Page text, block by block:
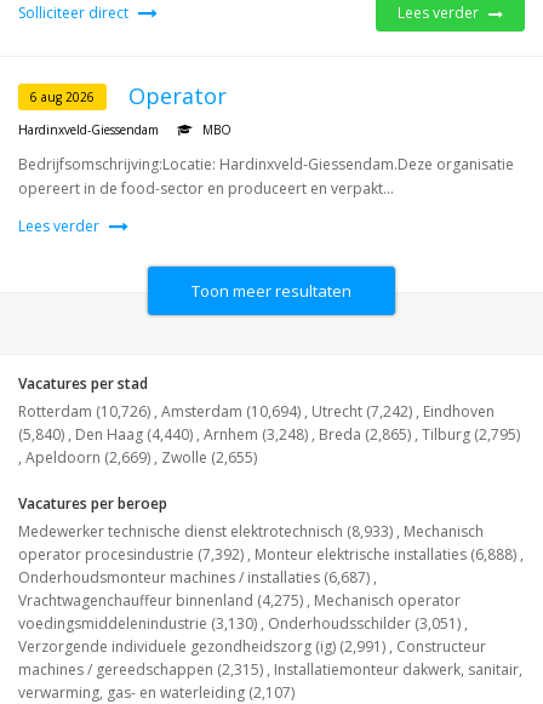
Solliciteer direct Lees verder
6 aug 2026 Operator
Hardinxveld-Giessendam MBO
Bedrijfsomschrijving:Locatie: Hardinxveld-Giessendam.Deze organisatie
opereert in de food-sector en produceert en verpakt...
Lees verder
Toon meer resultaten
Vacatures per stad
Rotterdam (10,726) , Amsterdam (10,694) , Utrecht (7,242) , Eindhoven
(5,840) , Den Haag (4,440) , Arnhem (3,248) , Breda (2,865) , Tilburg (2,795)
, Apeldoorn (2,669) , Zwolle (2,655)
Vacatures per beroep
Medewerker technische dienst elektrotechnisch (8,933) , Mechanisch
operator procesindustrie (7,392) , Monteur elektrische installaties (6,888) ,
Onderhoudsmonteur machines / installaties (6,687) ,
Vrachtwagenchauffeur binnenland (4,275) , Mechanisch operator
voedingsmiddelenindustrie (3,130) , Onderhoudsschilder (3,051) ,
Verzorgende individuele gezondheidszorg (ig) (2,991) , Constructeur
machines / gereedschappen (2,315) , Installatiemonteur dakwerk, sanitair,
verwarming, gas- en waterleiding (2,107)